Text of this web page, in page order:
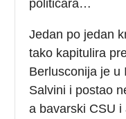
političara…
Jedan po jedan
tako kapitulira
Berlusconija je u
Salvini i postao
a bavarski CSU